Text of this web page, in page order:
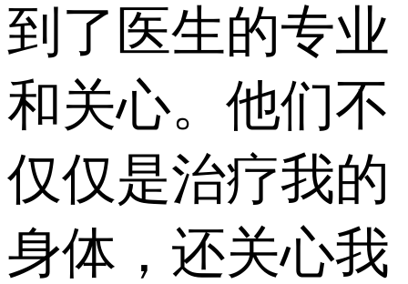
到了医生的专业
和关心。他们不
仅仅是治疗我的
身体，还关心我